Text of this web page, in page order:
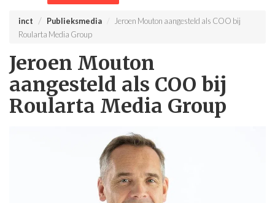
inct Publieksmedia
Jeroen Mouton aangesteld als COO bij
Roularta Media Group
Jeroen Mouton
aangesteld als COO bij
Roularta Media Group